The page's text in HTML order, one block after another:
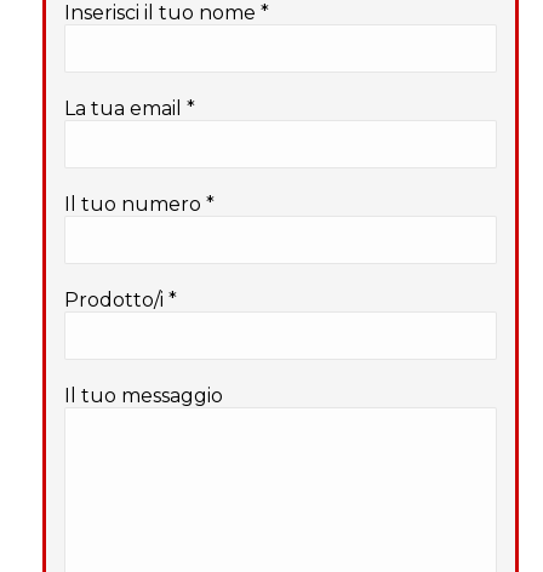
Inserisci il tuo nome *
La tua email *
Il tuo numero *
Prodotto/i *
Il tuo messaggio